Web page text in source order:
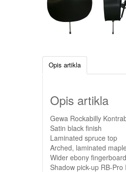
Opis artikla
Opis artikla
Gewa Rockabilly
Satin black finish
Laminated spruce top
Arched, laminated
Wider ebony fingerboard
Shadow pick-up RB-